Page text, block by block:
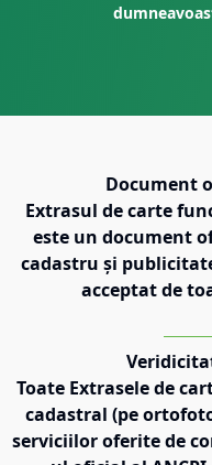
Document
Extrasul de carte
este un document
cadastru și
acceptat de
Toate Extrasele de
cadastral (pe
serviciilor oferite de